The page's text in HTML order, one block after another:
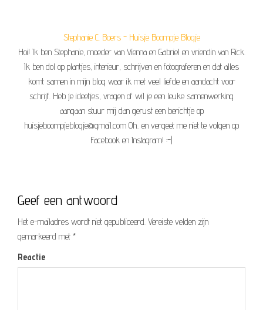
Stephanie C. Boers - Huisje Boompje Blogje
Hoi! Ik ben Stephanie, moeder van Vienna en Gabriel en vriendin van Rick.
Ik ben dol op plantjes, interieur, schrijven en fotograferen en dat alles
komt samen in mijn blog waar ik met veel liefde en aandacht voor
schrijf. Heb je ideetjes, vragen of wil je een leuke samenwerking
aangaan stuur mij dan gerust een berichtje op
huisjeboompjeblogje@gmail.com Oh.. en vergeet me niet te volgen op
Facebook en Instagram! :-)
Geef een antwoord
Het e-mailadres wordt niet gepubliceerd. Vereiste velden zijn
gemarkeerd met *
Reactie